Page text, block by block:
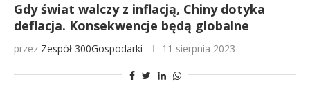
Gdy świat walczy z inflacją, Chiny dotyka
deflacja. Konsekwencje będą globalne
przez Zespół 300Gospodarki 11 sierpnia 2023